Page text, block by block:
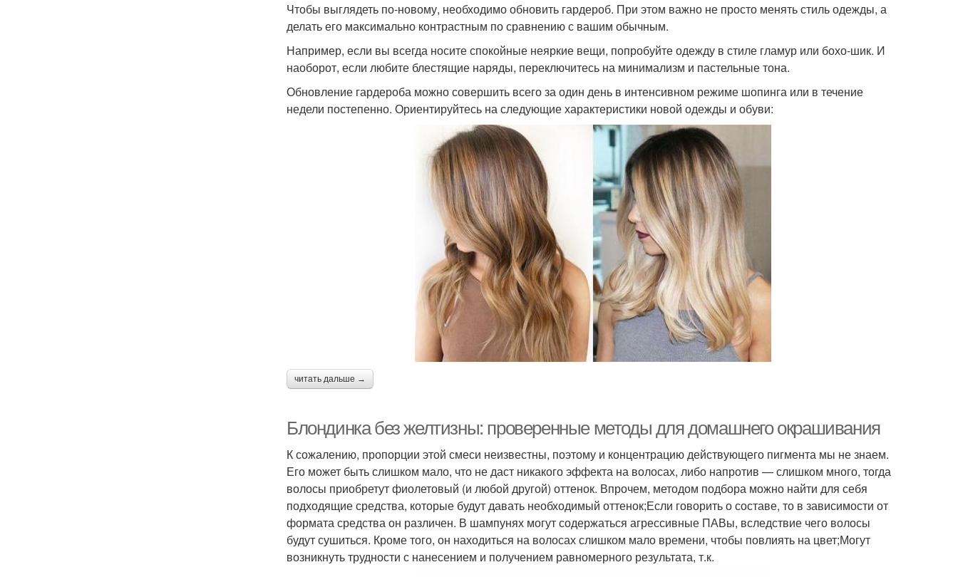
Чтобы выглядеть по-новому, необходимо обновить гардероб. При этом важно не просто менять стиль одежды, а
делать его максимально контрастным по сравнению с вашим обычным.
Например, если вы всегда носите спокойные неяркие вещи, попробуйте одежду в стиле гламур или бохо-шик. И
наоборот, если любите блестящие наряды, переключитесь на минимализм и пастельные тона.
Обновление гардероба можно совершить всего за один день в интенсивном режиме шопинга или в течение
недели постепенно. Ориентируйтесь на следующие характеристики новой одежды и обуви:
читать дальше →
Блондинка без желтизны: проверенные методы для домашнего окрашивания
К сожалению, пропорции этой смеси неизвестны, поэтому и концентрацию действующего пигмента мы не знаем.
Его может быть слишком мало, что не даст никакого эффекта на волосах, либо напротив — слишком много, тогда
волосы приобретут фиолетовый (и любой другой) оттенок. Впрочем, методом подбора можно найти для себя
подходящие средства, которые будут давать необходимый оттенок;Если говорить о составе, то в зависимости от
формата средства он различен. В шампунях могут содержаться агрессивные ПАВы, вследствие чего волосы
будут сушиться. Кроме того, он находиться на волосах слишком мало времени, чтобы повлиять на цвет;Могут
возникнуть трудности с нанесением и получением равномерного результата, т.к.